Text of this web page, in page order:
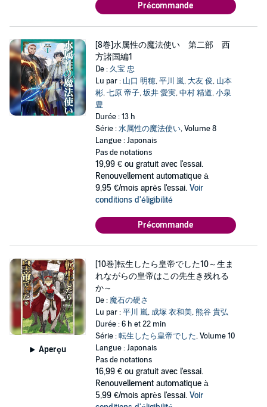
Précommande
[8巻]水属性の魔法使い 第二部 西
方諸国編1
De : 久宝 忠
Lu par : 山口 明穂,平川 嵐, 大友 俊, 山本
彬,七原 帝子,坂井 愛実,中村 精道,小泉
豊
Durée : 13 h
Série :水属性の魔法使い, Volume 8
Langue : Japonais
Pas de notations
19,99 € ou gratuit avec l'essai.
Renouvellement automatique à
9,95 €/mois après l'essai. Voir
conditions d'éligibilité
Précommande
Aperçu
[10巻]転生したら皇帝でした10～生ま
れながらの皇帝はこの先生き残れる
か～
De : 魔石の硬さ
Lu par :平川 嵐, 成塚 衣和美,熊谷 貴弘
Durée : 6 h et 22 min
Série :転生したら皇帝でした, Volume 10
Langue : Japonais
Pas de notations
16,99 € ou gratuit avec l'essai.
Renouvellement automatique à
5,99 €/mois après l'essai. Voir